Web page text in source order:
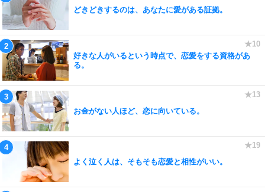
どきどきするのは、あなたに愛がある証拠。
好きな人がいるという時点で、恋愛をする資格があ
る。
お金がない人ほど、恋に向いている。
よく泣く人は、そもそも恋愛と相性がいい。